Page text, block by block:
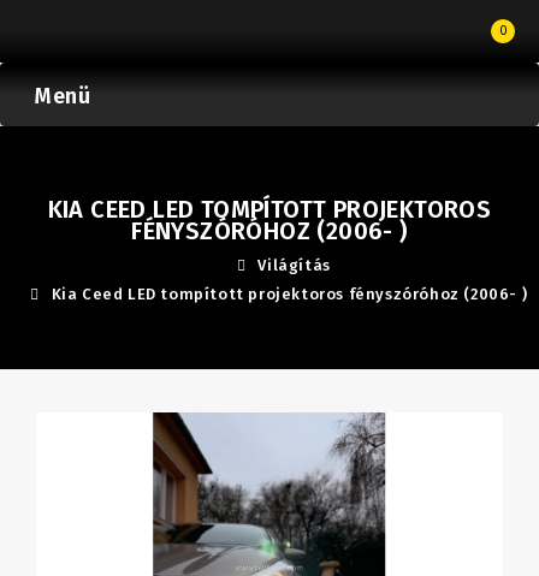
0
Menü
KIA CEED LED TOMPÍTOTT PROJEKTOROS
FÉNYSZÓRÓHOZ (2006- )
Világítás
Kia Ceed LED tompított projektoros fényszóróhoz (2006- )